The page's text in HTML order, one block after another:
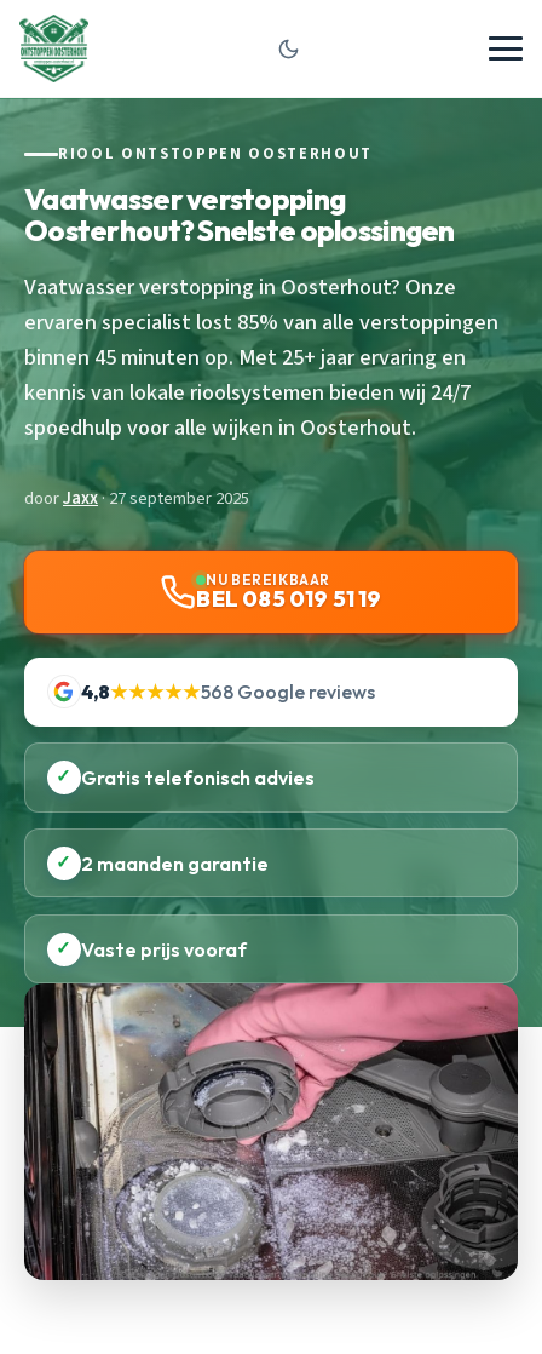
RIOOL ONTSTOPPEN OOSTERHOUT
Vaatwasser verstopping
Oosterhout? Snelste oplossingen
Vaatwasser verstopping in Oosterhout? Onze
ervaren specialist lost 85% van alle verstoppingen
binnen 45 minuten op. Met 25+ jaar ervaring en
kennis van lokale rioolsystemen bieden wij 24/7
spoedhulp voor alle wijken in Oosterhout.
doorJaxx· 27 september 2025
NU BEREIKBAAR
BEL 085 019 51 19
4,8★★★★★568 Google reviews
✓ Gratis telefonisch advies
✓ 2 maanden garantie
✓ Vaste prijs vooraf